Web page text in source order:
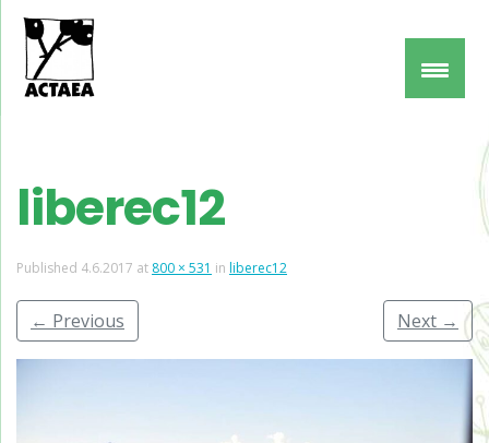
liberec12
Published 4.6.2017 at 800 × 531 in liberec12
← Previous Next →